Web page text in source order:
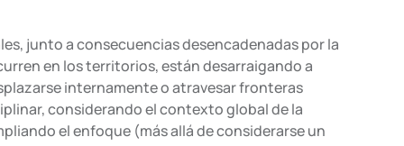
junto a consecuencias desencadenadas por la
en los territorios, están desarraigando a
internamente o atravesar fronteras
considerando el contexto global de la
el enfoque (más allá de considerarse un